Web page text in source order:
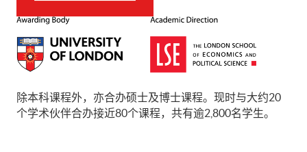
除本科课程外，亦合办硕士及博士课程。现时与大约20
个学术伙伴合办接近80个课程，共有逾2,800名学生。